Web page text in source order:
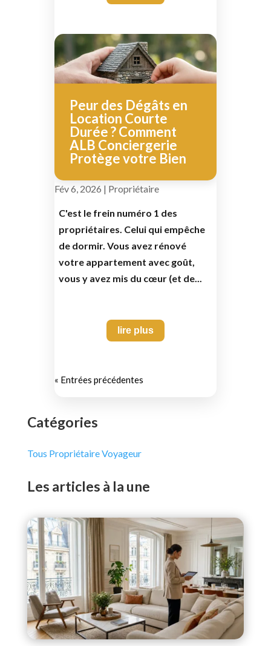
Peur des Dégâts en
Location Courte
Durée ? Comment
ALB Conciergerie
Protège votre Bien
Fév 6, 2026 | Propriétaire
C'est le frein numéro 1 des
propriétaires. Celui qui empêche
de dormir. Vous avez rénové
votre appartement avec goût,
vous y avez mis du cœur (et de...
lire plus
« Entrées précédentes
Catégories
Tous PropriétaireVoyageur
Les articles à la une